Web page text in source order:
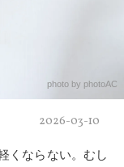
photo by photoAC
2026-03-10
くならない。むし